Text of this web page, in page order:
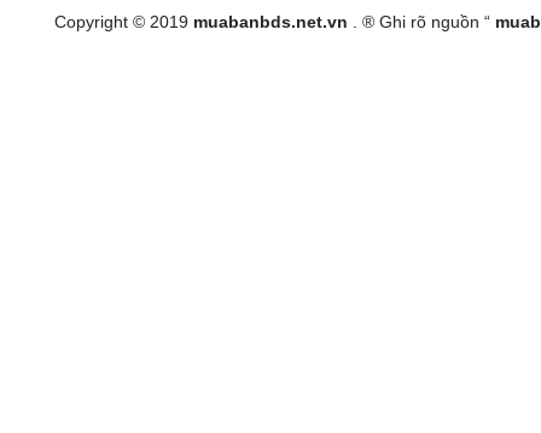
Copyright © 2019 muabanbds.net.vn . ® Ghi rõ nguồn “